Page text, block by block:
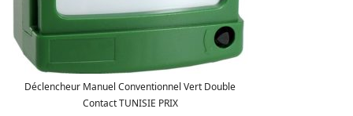
Déclencheur Manuel Conventionnel Vert Double
Contact TUNISIE PRIX